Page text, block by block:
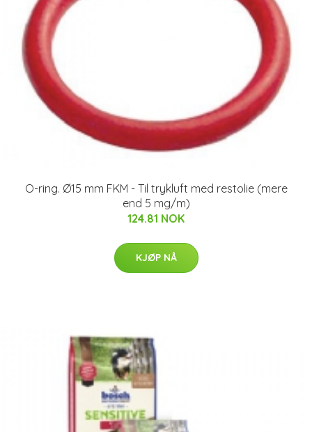
O-ring. Ø15 mm FKM - Til trykluft med restolie (mere
end 5 mg/m)
124.81 NOK
KJØP NÅ